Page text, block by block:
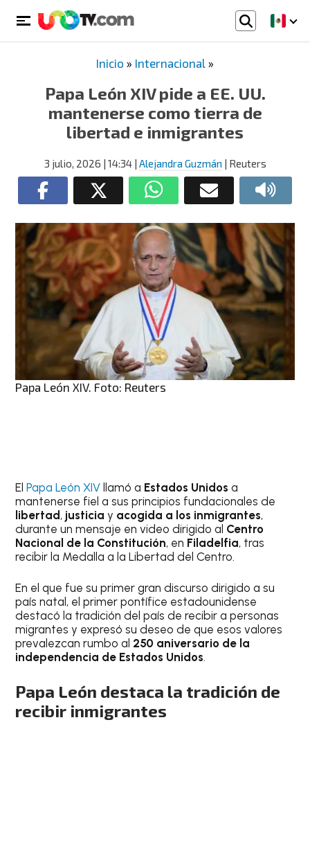
Inicio » Internacional »
Papa León XIV pide a EE. UU.
mantenerse como tierra de
libertad e inmigrantes
3 julio, 2026 | 14:34| Alejandra Guzmán | Reuters
Papa León XIV. Foto: Reuters
ElPapa León XIV llamó a Estados Unidos a
mantenerse fiel a sus principios fundacionales de
libertad, justicia y acogida a los inmigrantes,
durante un mensaje en video dirigido al Centro
Nacional de la Constitución, en Filadelfia, tras
recibir la Medalla a la Libertad del Centro.
En el que fue su primer gran discurso dirigido a su
país natal, el primer pontífice estadounidense
destacó la tradición del país de recibir a personas
migrantes y expresó su deseo de que esos valores
prevalezcan rumbo al 250 aniversario de la
independencia de Estados Unidos.
Papa León destaca la tradición de
recibir inmigrantes